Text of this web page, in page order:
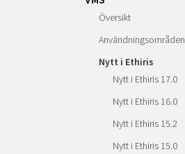
Översikt
Användningsområden
Nytt i Ethiris
Nytt i Ethiris 17.0
Nytt i Ethiris 16.0
Nytt i Ethiris 15.2
Nytt i Ethiris 15.0